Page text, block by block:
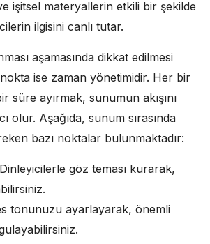
işitsel materyallerin etkili bir şekilde
ilgisini canlı tutar.
aşamasında dikkat edilmesi
ise zaman yönetimidir. Her bir
süre ayırmak, sunumun akışını
olur. Aşağıda, sunum sırasında
bazı noktalar bulunmaktadır:
Dinleyicilerle göz teması kurarak,
tonunuzu ayarlayarak, önemli